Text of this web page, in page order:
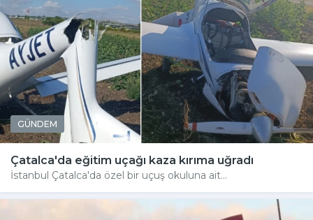
GÜNDEM
Çatalca'da eğitim uçağı kaza kırıma uğradı
İstanbul Çatalca'da özel bir uçuş okuluna ait...